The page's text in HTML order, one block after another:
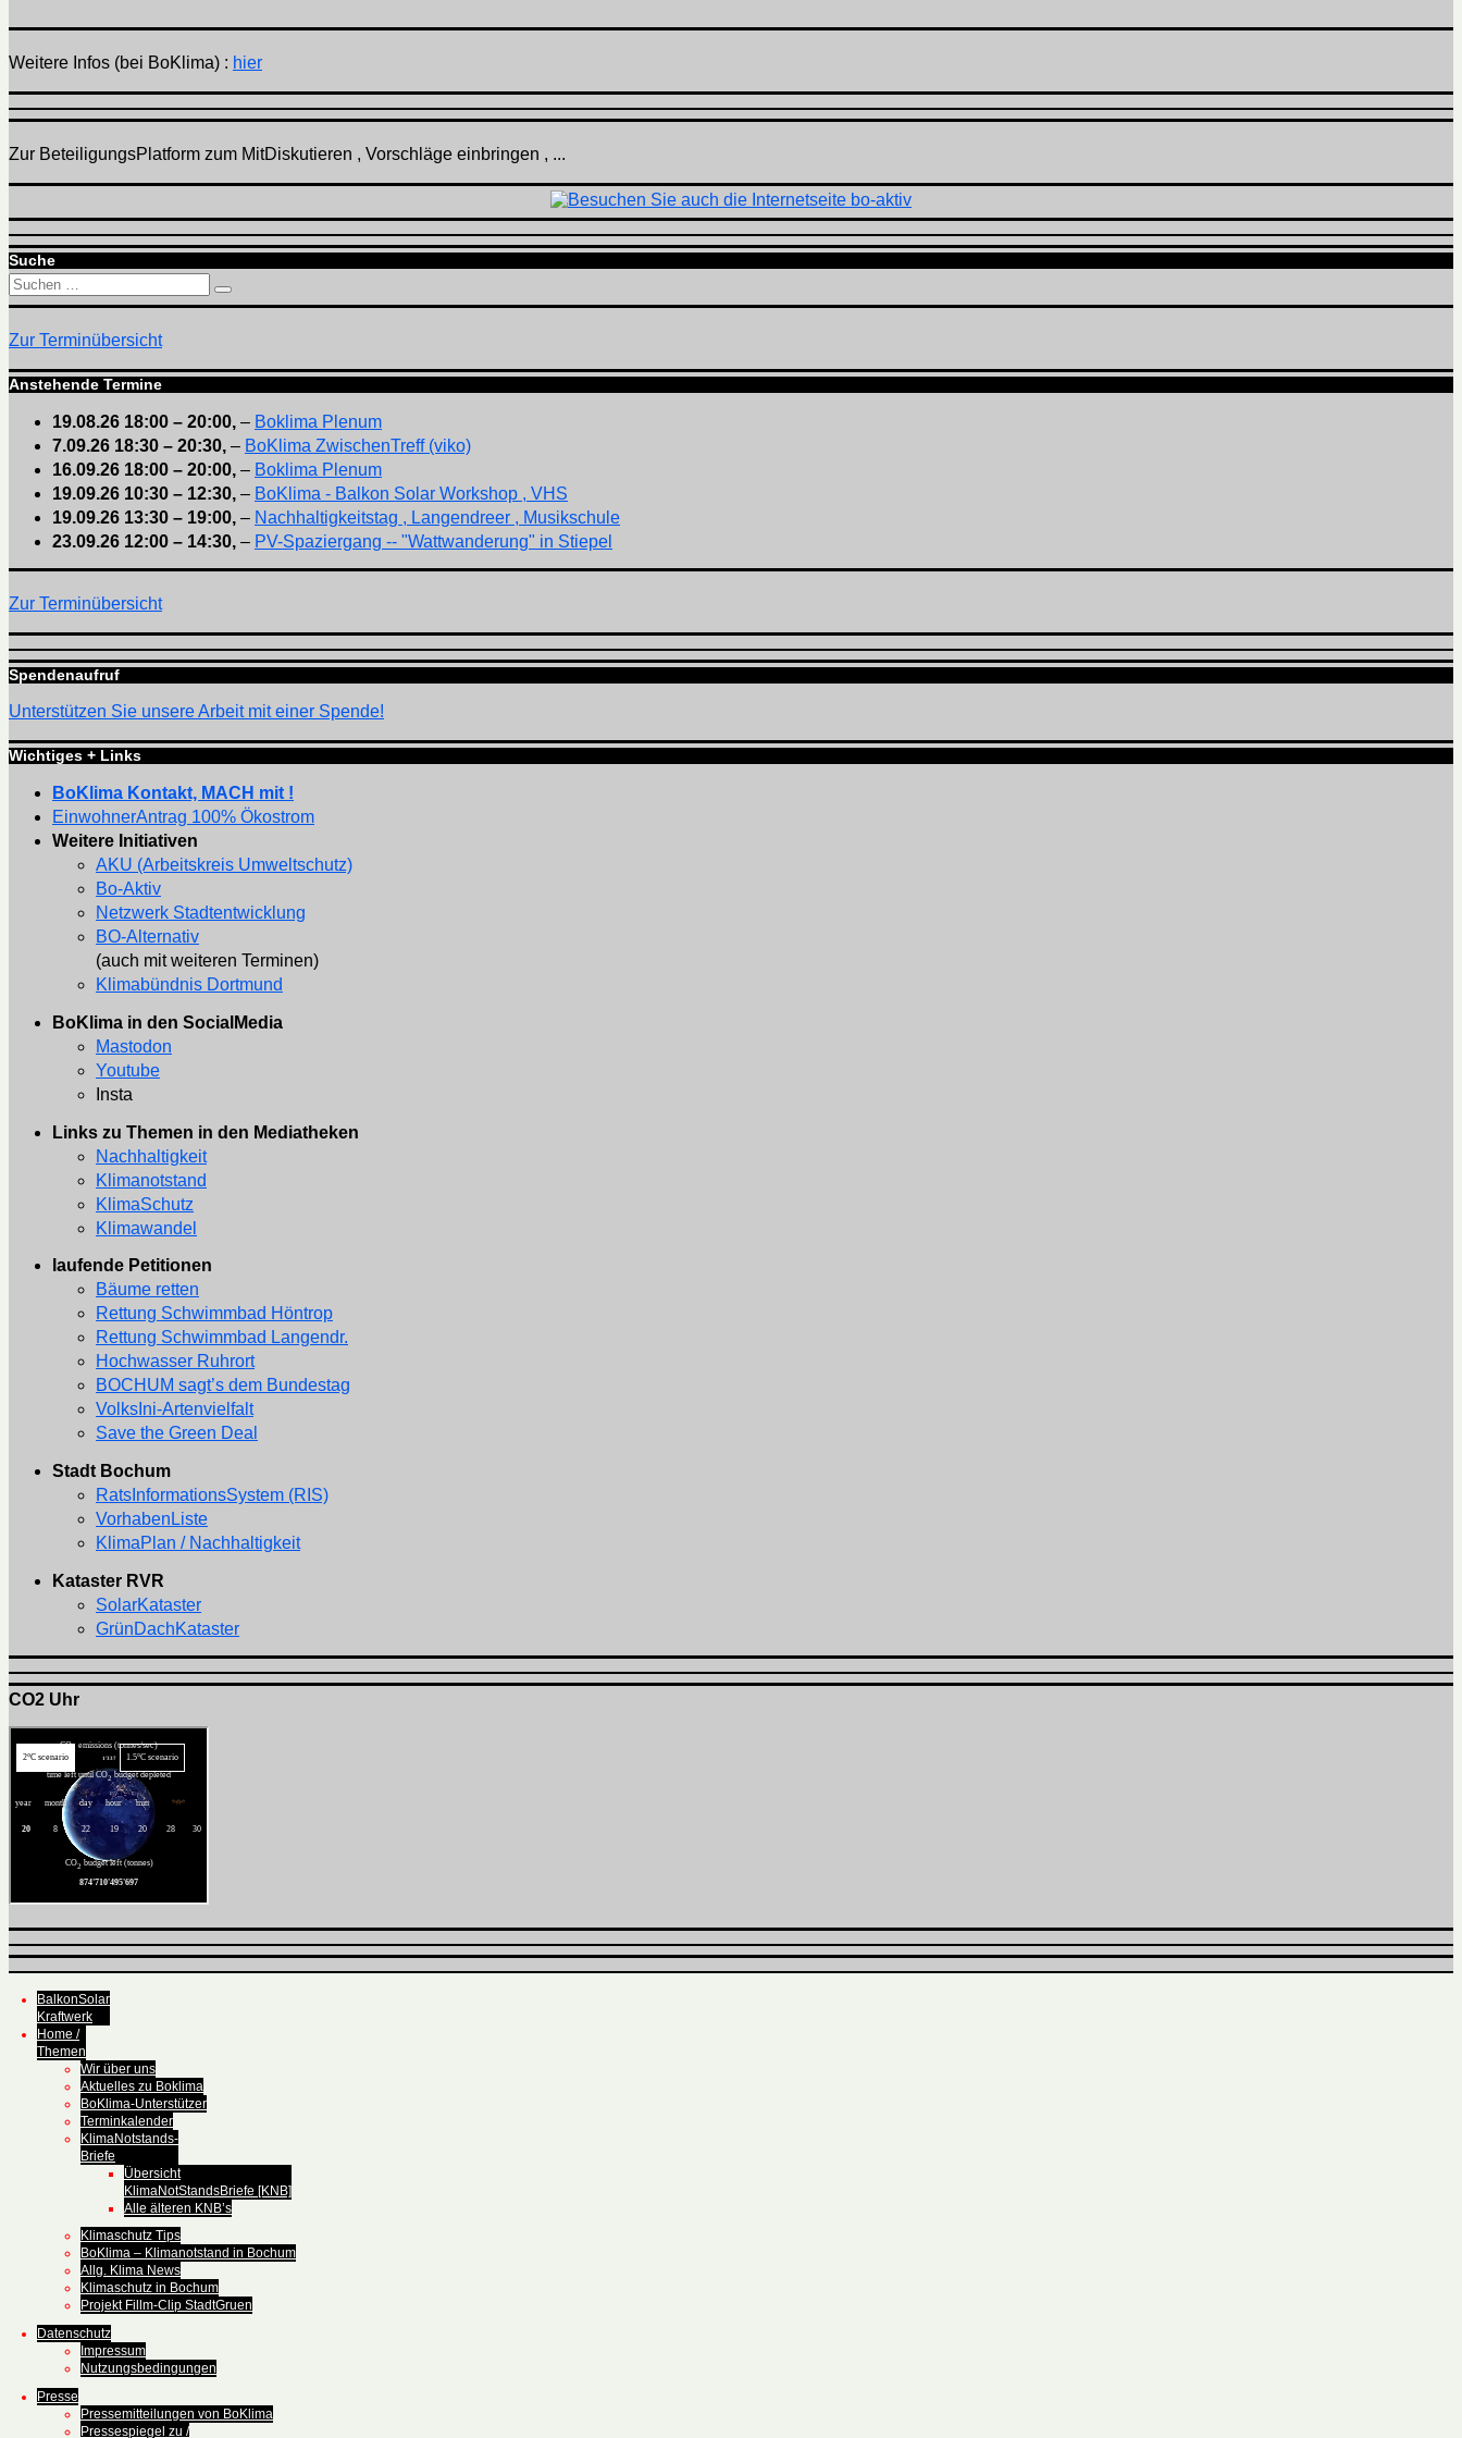
Weitere Infos (bei BoKlima) : hier
Zur BeteiligungsPlatform zum MitDiskutieren , Vorschläge einbringen , ...
Suche
Suchen
nach:
Suchen
Zur Terminübersicht
Anstehende Termine
19.08.26 18:00 – 20:00, – Boklima Plenum
7.09.26 18:30 – 20:30, – BoKlima ZwischenTreff (viko)
16.09.26 18:00 – 20:00, – Boklima Plenum
19.09.26 10:30 – 12:30, – BoKlima - Balkon Solar Workshop , VHS
19.09.26 13:30 – 19:00, – Nachhaltigkeitstag , Langendreer , Musikschule
23.09.26 12:00 – 14:30, – PV-Spaziergang -- "Wattwanderung" in Stiepel
Zur Terminübersicht
Spendenaufruf
Unterstützen Sie unsere Arbeit mit einer Spende!
Wichtiges + Links
BoKlima Kontakt, MACH mit !
EinwohnerAntrag 100% Ökostrom
Weitere Initiativen
AKU (Arbeitskreis Umweltschutz)
Bo-Aktiv
Netzwerk Stadtentwicklung
BO-Alternativ
(auch mit weiteren Terminen)
Klimabündnis Dortmund
BoKlima in den SocialMedia
Mastodon
Youtube
Insta
Links zu Themen in den Mediatheken
Nachhaltigkeit
Klimanotstand
KlimaSchutz
Klimawandel
laufende Petitionen
Bäume retten
Rettung Schwimmbad Höntrop
Rettung Schwimmbad Langendr.
Hochwasser Ruhrort
BOCHUM sagt’s dem Bundestag
VolksIni-Artenvielfalt
Save the Green Deal
Stadt Bochum
RatsInformationsSystem (RIS)
VorhabenListe
KlimaPlan / Nachhaltigkeit
Kataster RVR
SolarKataster
GrünDachKataster
CO2 Uhr
BalkonSolar
Kraftwerk
Home /
Themen
Wir über uns
Aktuelles zu Boklima
BoKlima-Unterstützer
Terminkalender
KlimaNotstands-
Briefe
Übersicht
KlimaNotStandsBriefe [KNB]
Alle älteren KNB’s
Klimaschutz Tips
BoKlima – Klimanotstand in Bochum
Allg. Klima News
Klimaschutz in Bochum
Projekt Fillm-Clip StadtGruen
Datenschutz
Impressum
Nutzungsbedingungen
Presse
Pressemitteilungen von BoKlima
Pressespiegel zu /